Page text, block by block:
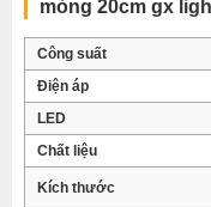
mỏng 20cm gx
Công suất
Điện áp
LED
Chất liệu
Kích thước